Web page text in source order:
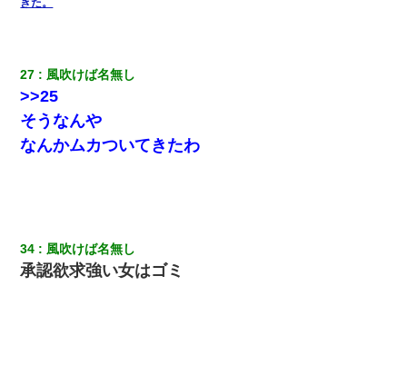
きた。
27 風吹けば名無し
>>25
そうなんや
なんかムカついてきたわ
34 風吹けば名無し
承認欲求強い女はゴミ